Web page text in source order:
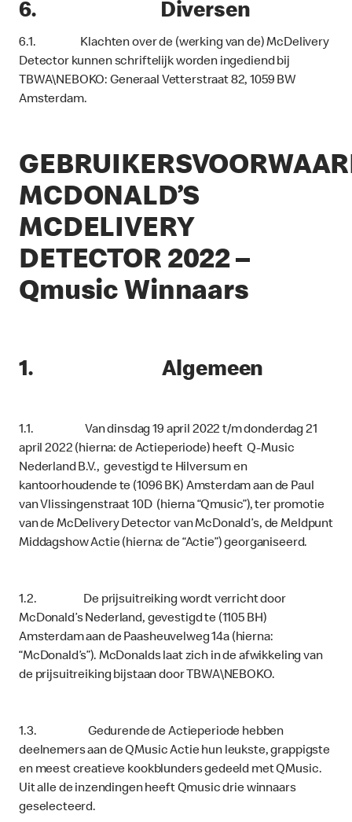
6. Diversen
6.1. Klachten over de (werking van de) McDelivery
Detector kunnen schriftelijk worden ingediend bij
TBWA\NEBOKO: Generaal Vetterstraat 82, 1059 BW
Amsterdam.
G
MCDONALD’S
MCDELIVERY
DETECTOR 2022 –
Qmusic Winnaars
1. Algemeen
1.1. Van dinsdag 19 april 2022 t/m donderdag 21
april 2022 (hierna: de Actieperiode) heeft Q-Music
Nederland B.V., gevestigd te Hilversum en
kantoorhoudende te (1096 BK) Amsterdam aan de Paul
van Vlissingenstraat 10D (hierna “Qmusic”), ter promotie
van de McDelivery Detector van McDonald’s, de Meldpunt
Middagshow Actie (hierna: de “Actie”) georganiseerd.
1.2. De prijsuitreiking wordt verricht door
McDonald’s Nederland, gevestigd te (1105 BH)
Amsterdam aan de Paasheuvelweg 14a (hierna:
“McDonald’s”). McDonalds laat zich in de afwikkeling van
de prijsuitreiking bijstaan door TBWA\NEBOKO.
1.3. Gedurende de Actieperiode hebben
deelnemers aan de QMusic Actie hun leukste, grappigste
en meest creatieve kookblunders gedeeld met QMusic.
Uit alle de inzendingen heeft Qmusic drie winnaars
geselecteerd.